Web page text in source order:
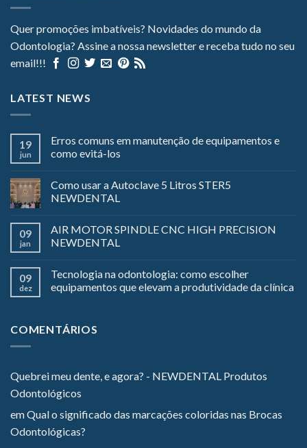
Quer promoções imbatíveis? Novidades do mundo da
Odontologia? Assine a nossa newsletter e receba tudo no seu
email!!!
LATEST NEWS
19
jun
Erros comuns em manutenção de equipamentos e
como evitá-los
Como usar a Autoclave 5 Litros STER5
NEWDENTAL
09
jan
AIR MOTOR SPINDLE CNC HIGH PRECISION
NEWDENTAL
09
dez
Tecnologia na odontologia: como escolher
equipamentos que elevam a produtividade da clínica
COMENTÁRIOS
Quebrei meu dente, e agora? - NEWDENTAL Produtos
Odontológicos
emQual o significado das marcações coloridas nas Brocas
Odontológicas?